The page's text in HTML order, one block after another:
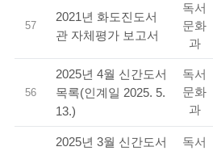
57
2021년 화도진도서
관 자체평가 보고서
독서
문화
과
56
2025년 4월 신간도서
목록(인계일 2025. 5.
13.)
독서
문화
과
2025년 3월 신간도서
독서